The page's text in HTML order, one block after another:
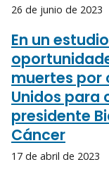
26 de junio de 2023
En un
muertes por
Unidos para
presidente
Cáncer
17 de abril de 2023